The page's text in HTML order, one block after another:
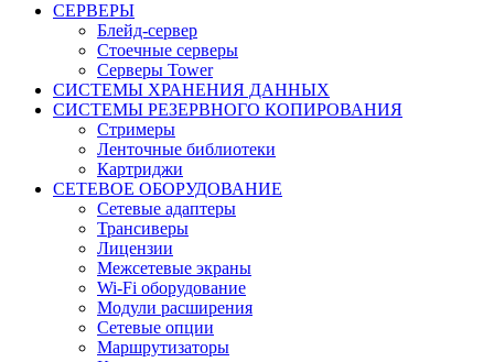
СЕРВЕРЫ
Блейд-сервер
Стоечные серверы
Серверы Tower
СИСТЕМЫ ХРАНЕНИЯ ДАННЫХ
СИСТЕМЫ РЕЗЕРВНОГО КОПИРОВАНИЯ
Стримеры
Ленточные библиотеки
Картриджи
СЕТЕВОЕ ОБОРУДОВАНИЕ
Сетевые адаптеры
Трансиверы
Лицензии
Межсетевые экраны
Wi-Fi оборудование
Модули расширения
Сетевые опции
Маршрутизаторы